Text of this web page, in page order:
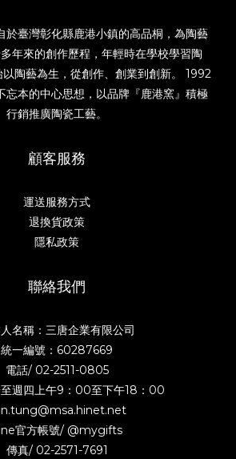
於臺灣彰化縣鹿港小鎮的高品桐，為陶藝
年來的創作歷程，年輕時在學校學習陶
陶藝為生，從創作、創業到創新。 1992
忘本的中心思想，以品牌『鹿港窯』積極
行銷推廣陶瓷工藝。
顧客服務
運送服務方式
退換貨政策
隱私政策
聯絡我們
名稱：三唐企業有限公司
統一編號：60287669
電話/ 02-2511-0805
週四上午9：00至下午18：00
官方帳號/ @mygifts
傳真/ 02-2571-7691